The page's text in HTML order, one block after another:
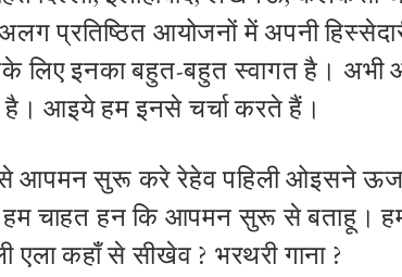
प्रतिष्ठित आयोजनों में अपनी
लिए इनका बहुत-बहुत स्वागत है। अभी
है। आइये हम इनसे चर्चा करते हैं।
आपमन सुरू करे रेहेव पहिली ओइसने
चाहत हन कि आपमन सुरू से बताहू।
कहाँ से सीखेव ? भरथरी गाना ?